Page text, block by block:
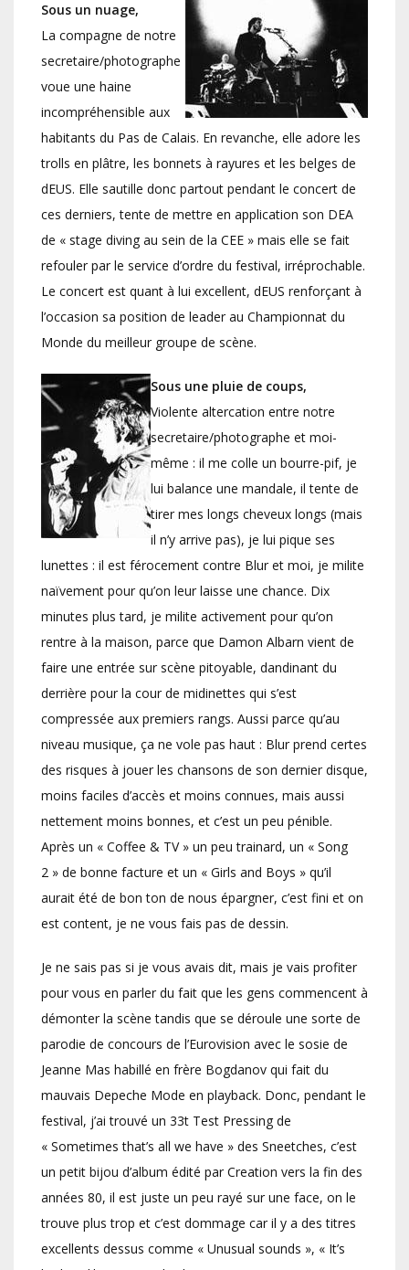
Sous un nuage,
La compagne de notre
secretaire/photographe
voue une haine
incompréhensible aux
habitants du Pas de Calais. En revanche, elle adore les
trolls en plâtre, les bonnets à rayures et les belges de
dEUS. Elle sautille donc partout pendant le concert de
ces derniers, tente de mettre en application son DEA
de « stage diving au sein de la CEE » mais elle se fait
refouler par le service d’ordre du festival, irréprochable.
Le concert est quant à lui excellent, dEUS renforçant à
l’occasion sa position de leader au Championnat du
Monde du meilleur groupe de scène.
Sous une pluie de coups,
Violente altercation entre notre
secretaire/photographe et moi-
même : il me colle un bourre-pif, je
lui balance une mandale, il tente de
tirer mes longs cheveux longs (mais
il n’y arrive pas), je lui pique ses
lunettes : il est férocement contre Blur et moi, je milite
naïvement pour qu’on leur laisse une chance. Dix
minutes plus tard, je milite activement pour qu’on
rentre à la maison, parce que Damon Albarn vient de
faire une entrée sur scène pitoyable, dandinant du
derrière pour la cour de midinettes qui s’est
compressée aux premiers rangs. Aussi parce qu’au
niveau musique, ça ne vole pas haut : Blur prend certes
des risques à jouer les chansons de son dernier disque,
moins faciles d’accès et moins connues, mais aussi
nettement moins bonnes, et c’est un peu pénible.
Après un « Coffee & TV » un peu trainard, un « Song
2 » de bonne facture et un « Girls and Boys » qu’il
aurait été de bon ton de nous épargner, c’est fini et on
est content, je ne vous fais pas de dessin.
Je ne sais pas si je vous avais dit, mais je vais profiter
pour vous en parler du fait que les gens commencent à
démonter la scène tandis que se déroule une sorte de
parodie de concours de l’Eurovision avec le sosie de
Jeanne Mas habillé en frère Bogdanov qui fait du
mauvais Depeche Mode en playback. Donc, pendant le
festival, j’ai trouvé un 33t Test Pressing de
« Sometimes that’s all we have » des Sneetches, c’est
un petit bijou d’album édité par Creation vers la fin des
années 80, il est juste un peu rayé sur une face, on le
trouve plus trop et c’est dommage car il y a des titres
excellents dessus comme « Unusual sounds », « It’s